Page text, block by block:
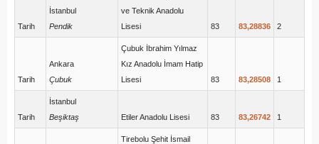
Tarih
İstanbul
Pendik
ve Teknik Anadolu
Lisesi
83 83,28836 2
Tarih
Ankara
Çubuk
Çubuk İbrahim Yılmaz
Kız Anadolu İmam Hatip
Lisesi
83 83,28508 1
Tarih
İstanbul
Beşiktaş
Etiler Anadolu Lisesi 83 83,26742 1
Tirebolu Şehit İsmail